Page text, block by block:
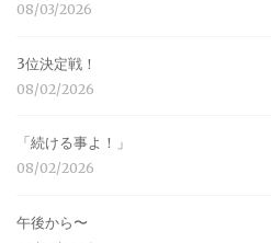
08/03/2026
3位決定戦！
08/02/2026
「続ける事よ！」
08/02/2026
午後から〜